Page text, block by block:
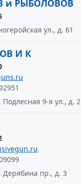
и РЫБОЛОВОВ
ул., д. 61
И К
9-я ул., д. 2
Дерябина пр., д. 3